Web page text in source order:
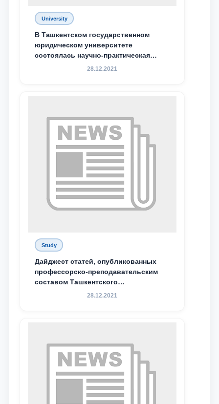
University
В Ташкентском государственном
юридическом университете
состоялась научно-практическая
конференция магистрантов
28.12.2021
Study
Дайджест статей, опубликованных
профессорско-преподавательским
составом Ташкентского
государственного юридического
исследований в сфере
противодействия коррупции
28.12.2021